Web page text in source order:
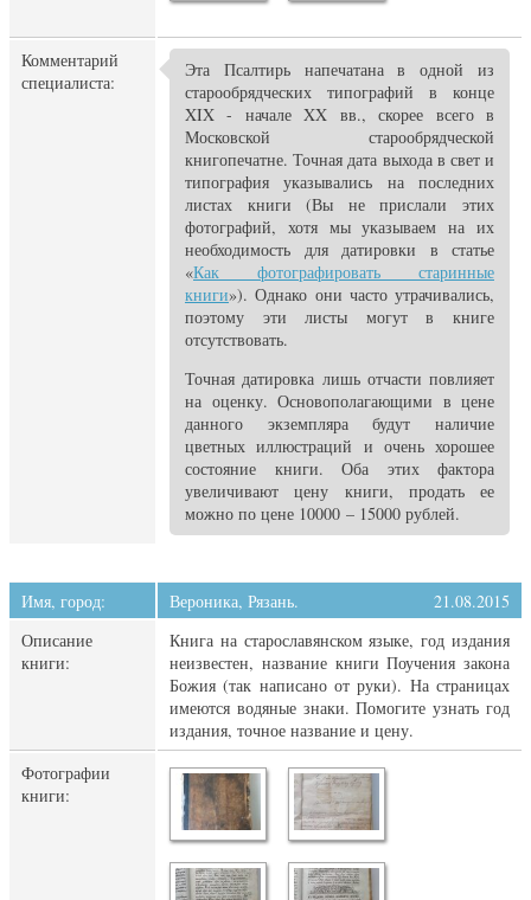
Комментарий
специалиста:
Эта Псалтирь напечатана в одной из
старообрядческих типографий в конце
XIX - начале XX вв., скорее всего в
Московской старообрядческой
книгопечатне. Точная дата выхода в свет и
типография указывались на последних
листах книги (Вы не прислали этих
фотографий, хотя мы указываем на их
необходимость для датировки в статье
«Как фотографировать старинные
книги»). Однако они часто утрачивались,
поэтому эти листы могут в книге
отсутствовать.
Точная датировка лишь отчасти повлияет
на оценку. Основополагающими в цене
данного экземпляра будут наличие
цветных иллюстраций и очень хорошее
состояние книги. Оба этих фактора
увеличивают цену книги, продать ее
можно по цене 10000 – 15000 рублей.
Имя, город: Вероника, Рязань.
21.08.2015
Описание
книги:
Книга на старославянском языке, год издания
неизвестен, название книги Поучения закона
Божия (так написано от руки). На страницах
имеются водяные знаки. Помогите узнать год
издания, точное название и цену.
Фотографии
книги: